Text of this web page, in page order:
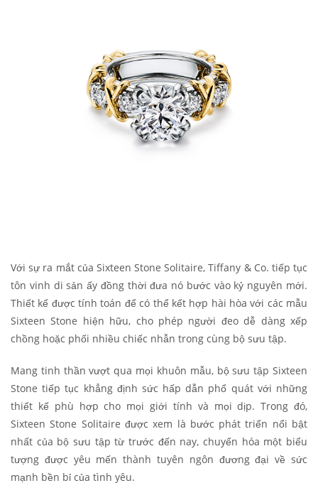
Với sự ra mắt của Sixteen Stone Solitaire, Tiffany & Co. tiếp tục
tôn vinh di sản ấy đồng thời đưa nó bước vào kỷ nguyên mới.
Thiết kế được tính toán để có thể kết hợp hài hòa với các mẫu
Sixteen Stone hiện hữu, cho phép người đeo dễ dàng xếp
chồng hoặc phối nhiều chiếc nhẫn trong cùng bộ sưu tập.
Mang tinh thần vượt qua mọi khuôn mẫu, bộ sưu tập Sixteen
Stone tiếp tục khẳng định sức hấp dẫn phổ quát với những
thiết kế phù hợp cho mọi giới tính và mọi dịp. Trong đó,
Sixteen Stone Solitaire được xem là bước phát triển nổi bật
nhất của bộ sưu tập từ trước đến nay, chuyển hóa một biểu
tượng được yêu mến thành tuyên ngôn đương đại về sức
mạnh bền bỉ của tình yêu.